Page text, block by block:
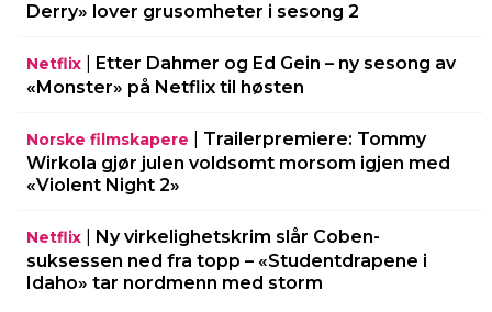
Derry» lover grusomheter i sesong 2
Netflix
Etter Dahmer og Ed Gein – ny sesong av
«Monster» på Netflix til høsten
Norske filmskapere
Trailerpremiere: Tommy
Wirkola gjør julen voldsomt morsom igjen med
«Violent Night 2»
Netflix
Ny virkelighetskrim slår Coben-
suksessen ned fra topp – «Studentdrapene i
Idaho» tar nordmenn med storm